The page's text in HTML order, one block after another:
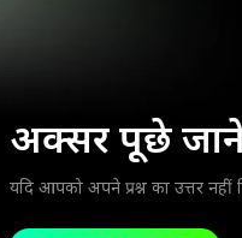
अक्सर पूछे जाने
यदि आपको अपने प्रश्न का उत्तर